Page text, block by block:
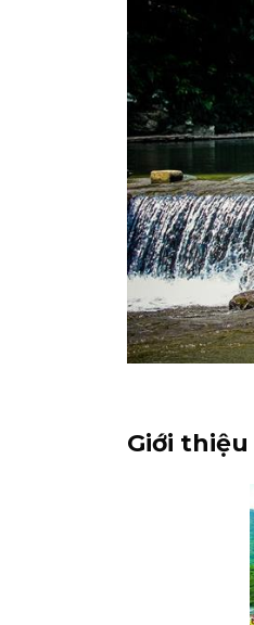
Giới